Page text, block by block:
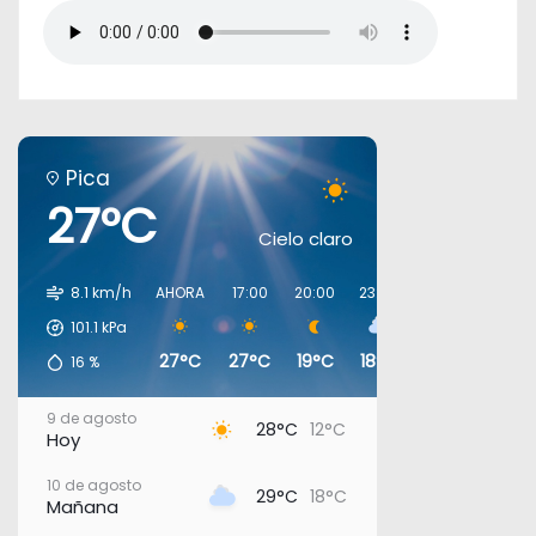
Pica
27°C Cielo claro
8.1 km/h
101.1 kPa
16 %
AHORA
27°C
17:00
27°C
20:00
19°C
23:00
18°C
9 de agosto
Hoy 28°C 12°C
10 de agosto
Mañana 29°C 18°C